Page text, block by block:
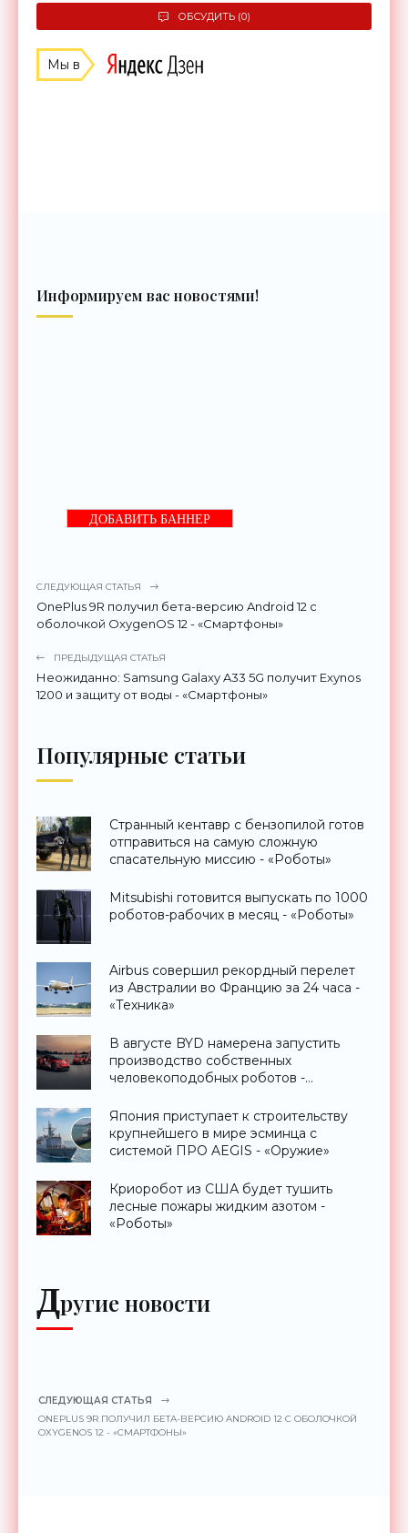
ОБСУДИТЬ (0)
Мы в
Информируем вас новостями!
ДОБАВИТЬ БАННЕР
СЛЕДУЮЩАЯ СТАТЬЯ
OnePlus 9R получил бета-версию Android 12 с
оболочкой OxygenOS 12 - «Смартфоны»
ПРЕДЫДУЩАЯ СТАТЬЯ
Неожиданно: Samsung Galaxy A33 5G получит Exynos
1200 и защиту от воды - «Смартфоны»
Популярные статьи
Странный кентавр с бензопилой готов
отправиться на самую сложную
спасательную миссию - «Роботы»
Mitsubishi готовится выпускать по 1000
роботов-рабочих в месяц - «Роботы»
Airbus совершил рекордный перелет
из Австралии во Францию за 24 часа -
«Техника»
В августе BYD намерена запустить
производство собственных
человекоподобных роботов -
Япония приступает к строительству
крупнейшего в мире эсминца с
системой ПРО AEGIS - «Оружие»
Криоробот из США будет тушить
лесные пожары жидким азотом -
«Роботы»
Другие новости
СЛЕДУЮЩАЯ СТАТЬЯ
ONEPLUS 9R ПОЛУЧИЛ БЕТА-ВЕРСИЮ ANDROID 12 С ОБОЛОЧКОЙ
OXYGENOS 12 - «СМАРТФОНЫ»